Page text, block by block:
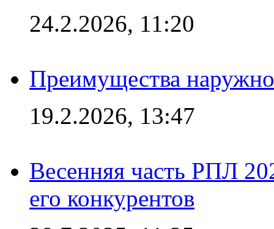
24.2.2026, 11:20
Преимущества
19.2.2026, 13:47
Весенняя часть РПЛ
его конкурентов